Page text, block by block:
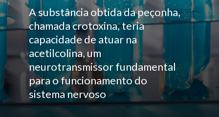
A substância obtida da peçonha,
chamada crotoxina, teria
capacidade de atuar na
acetilcolina, um
neurotransmissor fundamental
para o funcionamento do
sistema nervoso